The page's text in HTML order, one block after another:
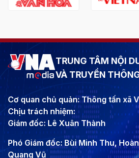
TRUNG TÂM NỘI
VÀ TRUYỀN
Cơ quan chủ quản: Thông tấn xã
Chịu trách nhiệm:
Giám đốc: Lê Xuân Thành
Phó Giám đốc: Bùi Minh Thu,
Quang Vũ